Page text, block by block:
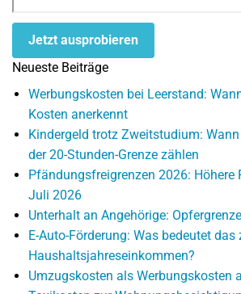
Jetzt ausprobieren
Neueste Beiträge
Werbungskosten bei Leerstand:
Kosten anerkennt
Kindergeld trotz Zweitstudium:
der 20-Stunden-Grenze zählen
Pfändungsfreigrenzen 2026: Höhere
Juli 2026
Unterhalt an Angehörige:
E-Auto-Förderung: Was bedeutet das
Haushaltsjahreseinkommen?
Umzugskosten als Werbungskosten